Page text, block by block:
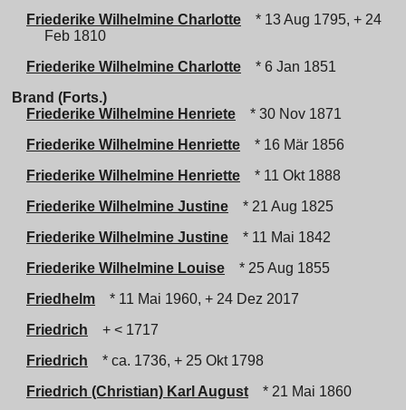
Friederike Wilhelmine Charlotte
* 13 Aug 1795, + 24
Feb 1810
Friederike Wilhelmine Charlotte
* 6 Jan 1851
Brand (Forts.)
Friederike Wilhelmine Henriete
* 30 Nov 1871
Friederike Wilhelmine Henriette
* 16 Mär 1856
Friederike Wilhelmine Henriette
* 11 Okt 1888
Friederike Wilhelmine Justine
* 21 Aug 1825
Friederike Wilhelmine Justine
* 11 Mai 1842
Friederike Wilhelmine Louise
* 25 Aug 1855
Friedhelm
* 11 Mai 1960, + 24 Dez 2017
Friedrich
+ < 1717
Friedrich
* ca. 1736, + 25 Okt 1798
Friedrich (Christian) Karl August
* 21 Mai 1860